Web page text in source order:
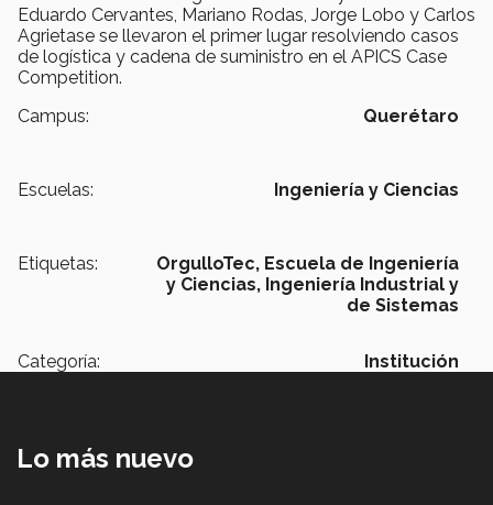
Eduardo Cervantes, Mariano Rodas, Jorge Lobo y Carlos
Agrietase se llevaron el primer lugar resolviendo casos
de logística y cadena de suministro en el APICS Case
Competition.
Campus:
Querétaro
Escuelas: Ingeniería y Ciencias
Etiquetas: OrgulloTec, Escuela de Ingeniería
y Ciencias, Ingeniería Industrial y
de Sistemas
Categoría: Institución
Lo más nuevo